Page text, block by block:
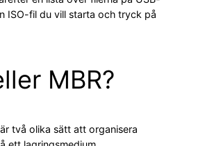
ISO-fil du vill starta och tryck på
MBR?
två olika sätt att organisera